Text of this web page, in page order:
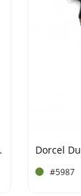
Goud
#5987